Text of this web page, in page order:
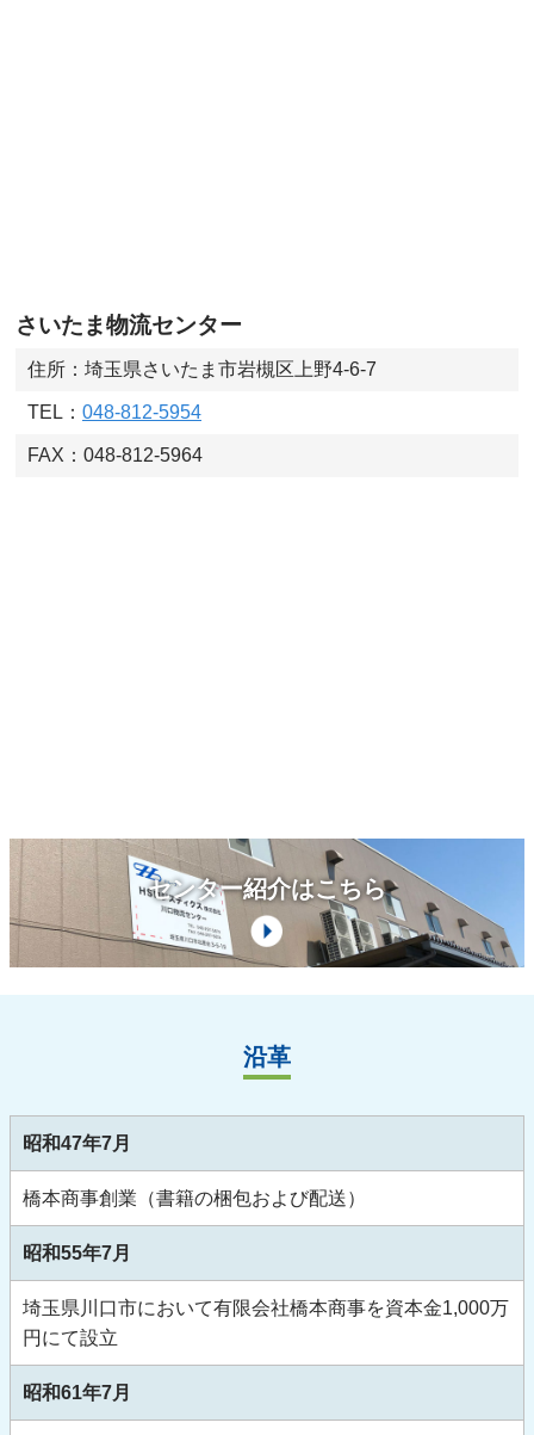
さいたま物流センター
住所：埼玉県さいたま市岩槻区上野4-6-7
TEL： 048-812-5954
FAX：048-812-5964
センター紹介はこちら
沿革
昭和47年7月
橋本商事創業（書籍の梱包および配送）
昭和55年7月
埼玉県川口市において有限会社橋本商事を資本金1,000万
円にて設立
昭和61年7月